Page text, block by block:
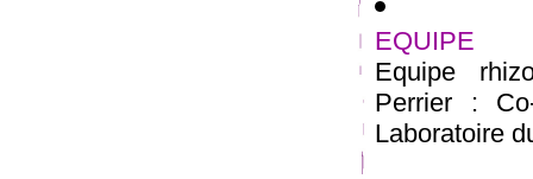
EQUIPE
Equipe
Perrier :
Laboratoire